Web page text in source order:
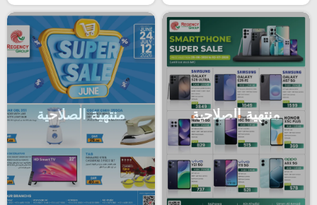
منتهية الصلاحية منتهية الصلاحية